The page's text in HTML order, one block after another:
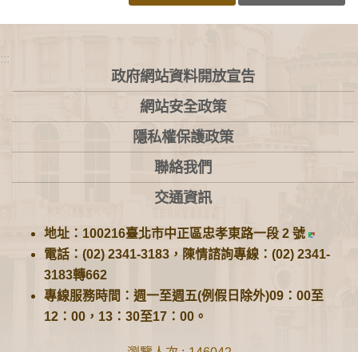
:::
政府網站資料開放宣告
網站安全政策
隱私權保護政策
聯絡我們
交通資訊
地址：100216臺北市中正區忠孝東路一段 2 號
電話：(02) 2341-3183，陳情諮詢專線：(02) 2341-
3183轉662
專線服務時間：週一至週五(例假日除外)09：00至
12：00，13：30至17：00。